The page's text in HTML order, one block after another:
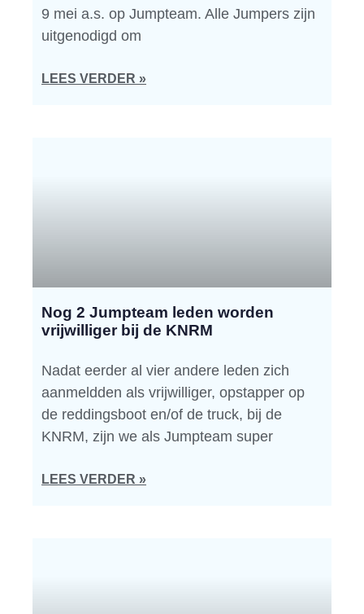
9 mei a.s. op Jumpteam. Alle Jumpers zijn
uitgenodigd om
LEES VERDER »
Nog 2 Jumpteam leden worden
vrijwilliger bij de KNRM
Nadat eerder al vier andere leden zich
aanmeldden als vrijwilliger, opstapper op
de reddingsboot en/of de truck, bij de
KNRM, zijn we als Jumpteam super
LEES VERDER »